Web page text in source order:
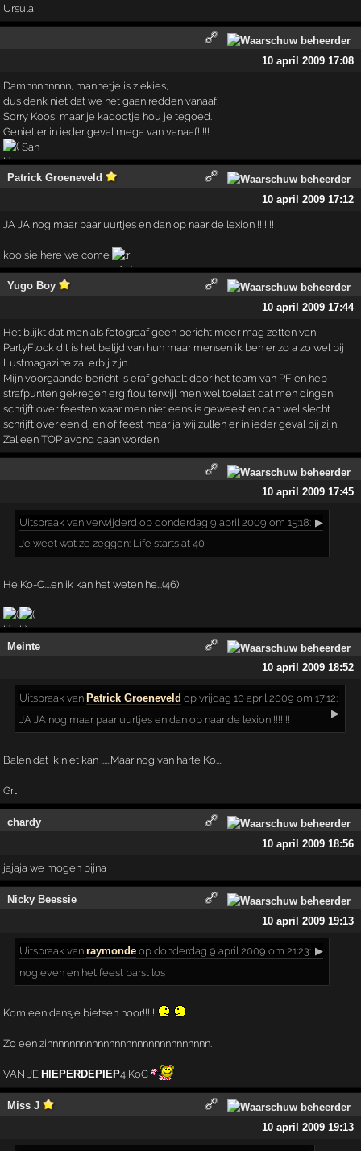
Ursula
10 april 2009 17:08
Damnnnnnnnn, mannetje is ziekies,
dus denk niet dat we het gaan redden vanaaf.
Sorry Koos, maar je kadootje hou je tegoed.
Geniet er in ieder geval mega van vanaaf!!!!!
San
Patrick Groeneveld
10 april 2009 17:12
JA JA nog maar paar uurtjes en dan op naar de lexion !!!!!!!
koo sie here we come
Yugo Boy
10 april 2009 17:44
Het blijkt dat men als fotograaf geen bericht meer mag zetten van
PartyFlock dit is het belijd van hun maar mensen ik ben er zo a zo wel bij
Lustmagazine zal erbij zijn.
Mijn voorgaande bericht is eraf gehaalt door het team van PF en heb
strafpunten gekregen erg flou terwijl men wel toelaat dat men dingen
schrijft over feesten waar men niet eens is geweest en dan wel slecht
schrijft over een dj en of feest maar ja wij zullen er in ieder geval bij zijn.
Zal een TOP avond gaan worden
10 april 2009 17:45
Uitspraak van verwijderd op donderdag 9 april 2009 om 15:18: ▶
Je weet wat ze zeggen: Life starts at 40
He Ko-C....en ik kan het weten he...(46)
Meinte
10 april 2009 18:52
Uitspraak van Patrick Groeneveld op vrijdag 10 april 2009 om 17:12:
▶
JA JA nog maar paar uurtjes en dan op naar de lexion !!!!!!!
Balen dat ik niet kan ......Maar nog van harte Ko....
Grt
chardy
10 april 2009 18:56
jajaja we mogen bijna
Nicky Beessie
10 april 2009 19:13
Uitspraak vanraymonde op donderdag 9 april 2009 om 21:23: ▶
nog even en het feest barst los
Kom een dansje bietsen hoor!!!!!
Zo een zinnnnnnnnnnnnnnnnnnnnnnnnnnnnn.
VAN JE HIEPERDEPIEP4 KoC
Miss J
10 april 2009 19:13